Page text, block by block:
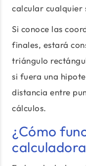
calcular cualquier
Si conoce las
finales, estará
triángulo
si fuera una
distancia entre
cálculos.
¿Cómo